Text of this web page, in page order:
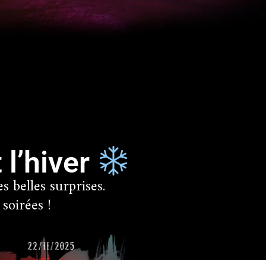
belles surprises.
!